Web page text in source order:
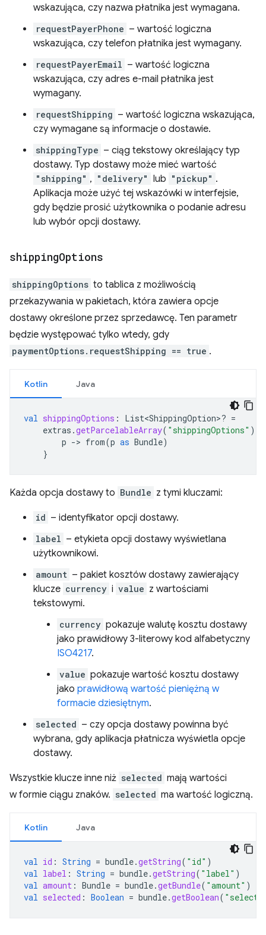
wskazująca, czy nazwa płatnika jest wymagana.
requestPayerPhone – wartość logiczna
wskazująca, czy telefon płatnika jest wymagany.
requestPayerEmail – wartość logiczna
wskazująca, czy adres e-mail płatnika jest
wymagany.
requestShipping – wartość logiczna wskazująca,
czy wymagane są informacje o dostawie.
shippingType – ciąg tekstowy określający typ
dostawy. Typ dostawy może mieć wartość
"shipping" , "delivery" lub "pickup" .
Aplikacja może użyć tej wskazówki w interfejsie,
gdy będzie prosić użytkownika o podanie adresu
lub wybór opcji dostawy.
shippingOptions
shippingOptions to tablica z możliwością
przekazywania w pakietach, która zawiera opcje
dostawy określone przez sprzedawcę. Ten parametr
będzie występować tylko wtedy, gdy
paymentOptions.requestShipping == true .
Kotlin Java
val shippingOptions : List<ShippingOption>? =
extras .getParcelableArray( "shippingOptions" )
p -> from(p as Bundle)
}
Każda opcja dostawy to Bundle z tymi kluczami:
id – identyfikator opcji dostawy.
label – etykieta opcji dostawy wyświetlana
użytkownikowi.
amount – pakiet kosztów dostawy zawierający
klucze currency i value z wartościami
tekstowymi.
currency pokazuje walutę kosztu dostawy
jako prawidłowy 3-literowy kod alfabetyczny
ISO4217.
value pokazuje wartość kosztu dostawy
jako prawidłową wartość pieniężną w
formacie dziesiętnym.
selected – czy opcja dostawy powinna być
wybrana, gdy aplikacja płatnicza wyświetla opcje
dostawy.
Wszystkie klucze inne niż selected mają wartości
w formie ciągu znaków. selected ma wartość logiczną.
Kotlin Java
val id : String = bundle.getString( "id" )
val label : String = bundle.getString( "label" )
val amount : Bundle = bundle.getBundle( "amount" )
val selected : Boolean = bundle.getBoolean(